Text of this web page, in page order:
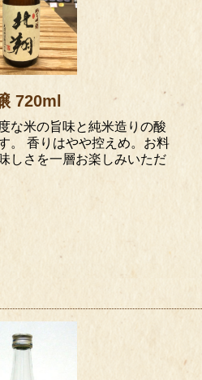
720ml
な米の旨味と純米造りの酸
。 香りはやや控えめ。お料
しさを一層お楽しみいただ